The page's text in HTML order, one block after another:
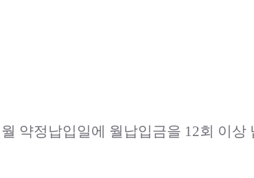
약정납입일에 월납입금을 12회 이상